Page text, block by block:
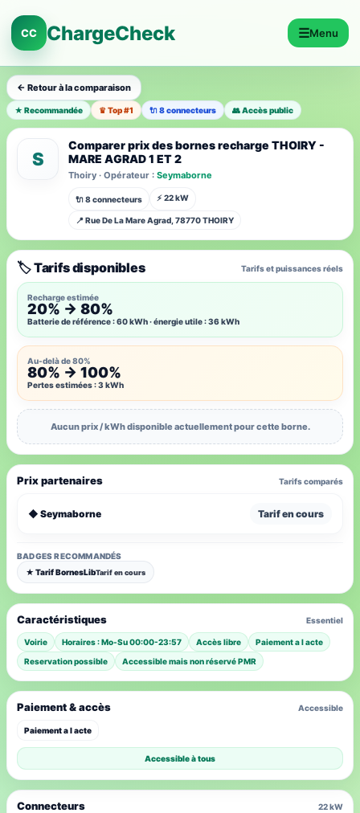
CC ChargeCheck ☰Menu
← Retour à la comparaison
★ Recommandée ♛ Top #1 🔌 8 connecteurs 👥 Accès public
S
Comparer prix des bornes recharge THOIRY -
MARE AGRAD 1 ET 2
Thoiry · Opérateur : Seymaborne
🔌 8 connecteurs ⚡ 22 kW
📍 Rue De La Mare Agrad, 78770 THOIRY
🏷️ Tarifs disponibles Tarifs et puissances réels
Recharge estimée
20% → 80%
Batterie de référence : 60 kWh · énergie utile : 36 kWh
Au-delà de 80%
80% → 100%
Pertes estimées : 3 kWh
Aucun prix / kWh disponible actuellement pour cette borne.
Prix partenaires Tarifs comparés
◆ Seymaborne Tarif en cours
BADGES RECOMMANDÉS
★ Tarif BornesLibTarif en cours
Caractéristiques Essentiel
Voirie Horaires : Mo-Su 00:00-23:57 Accès libre
Paiement a l acte
Reservation possible
Accessible mais non réservé PMR
Connecteurs 22 kW
Paiement & accès Accessible
Paiement a l acte
Accessible à tous